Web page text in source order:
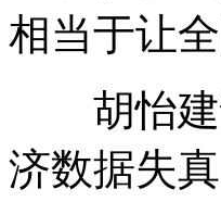
相当于让
胡怡建
济数据失